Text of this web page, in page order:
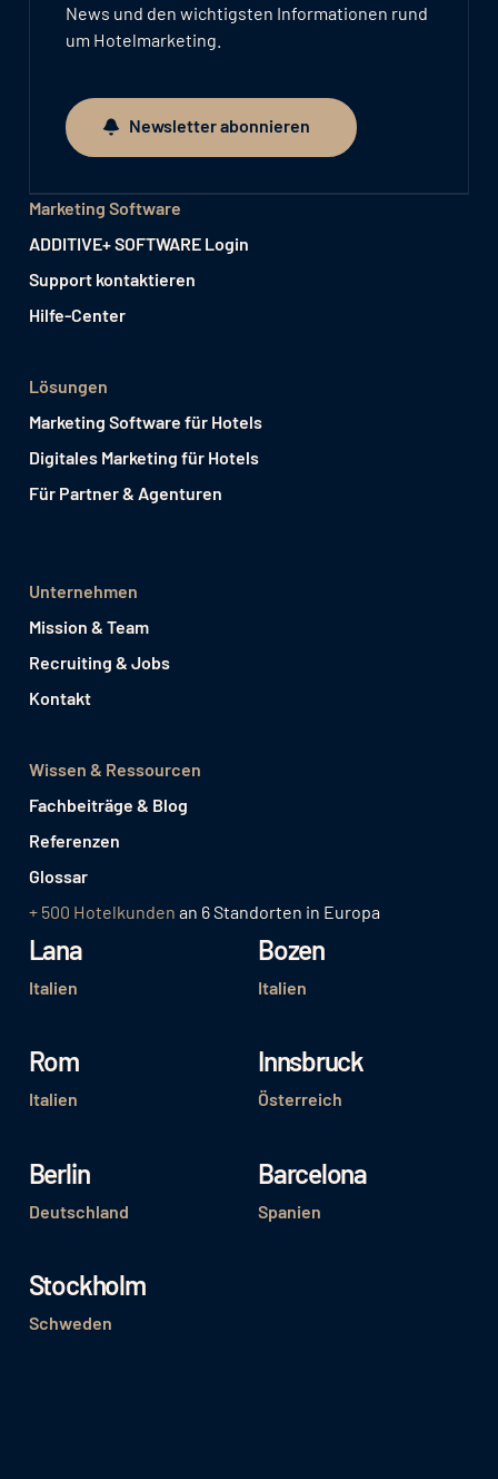
News und den wichtigsten Informationen rund
um Hotelmarketing.
Newsletter abonnieren
Newsletter abonnieren
Marketing Software
ADDITIVE+ SOFTWARE Login
Support kontaktieren
Hilfe-Center
Lösungen
Marketing Software für Hotels
Digitales Marketing für Hotels
Für Partner & Agenturen
Unternehmen
Mission & Team
Recruiting & Jobs
Kontakt
Wissen & Ressourcen
Fachbeiträge & Blog
Referenzen
Glossar
+ 500 Hotelkunden an 6 Standorten in Europa
Lana
Italien
Bozen
Italien
Rom
Italien
Innsbruck
Österreich
Berlin
Deutschland
Barcelona
Spanien
Stockholm
Schweden